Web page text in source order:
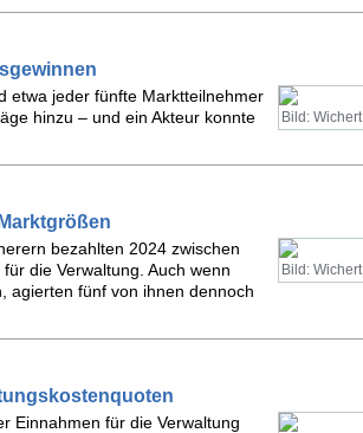
Bild: Wichert
etwa jeder fünfte Marktteilnehmer
hinzu – und ein Akteur konnte
Bild: Wichert
bezahlten 2024 zwischen
die Verwaltung. Auch wenn
agierten fünf von ihnen dennoch
Einnahmen für die Verwaltung